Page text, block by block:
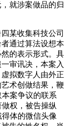
就涉案做品的归
某收集科技公司
通过算法设想本
的表示形式。具
审讯决，本案入
拟数字人由外正
术创做结果，鞭
案争议的联系
权，被告操纵
体的微信头像